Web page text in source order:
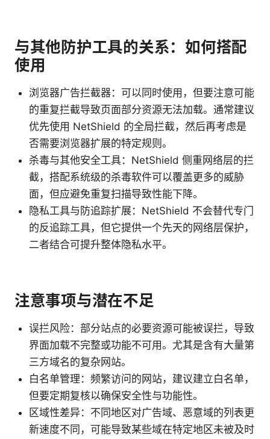
与其他防护工具的关系：如何搭配
使用
浏览器广告拦截器：可以同时使用，但要注意可能
的重复拦截导致页面部分资源无法加载。通常建议
优先使用 NetShield 的全局拦截，然后再考虑是
否需要浏览器扩展的特定规则。
杀毒与其他安全工具：NetShield 侧重网络层的拦
截，搭配系统级的杀毒软件可以覆盖更多的威胁
面，但应避免重复扫描导致性能下降。
隐私工具与防追踪扩展：NetShield 不会替代专门
的反追踪工具，但它提供一个先天的网络层保护，
二者结合可提升整体隐私水平。
注意事项与潜在不足
误拦风险：部分站点的必要资源可能被误拦，导致
界面加载不完整或功能不可用。尤其是含有大量第
三方域名的复杂网站。
白名单管理：频繁访问的网站，建议建立白名单，
但要定期复核以确保安全性与功能性。
区域性差异：不同地区对广告域、恶意域的列表更
新速度不同，可能导致某些域在特定地区未被及时